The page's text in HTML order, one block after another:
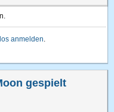
anmelden.
gespielt